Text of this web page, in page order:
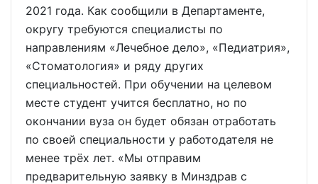
2021 года. Как сообщили в Департаменте,
округу требуются специалисты по
направлениям «Лечебное дело», «Педиатрия»,
«Стоматология» и ряду других
специальностей. При обучении на целевом
месте студент учится бесплатно, но по
окончании вуза он будет обязан отработать
по своей специальности у работодателя не
менее трёх лет. «Мы отправим
предварительную заявку в Минздрав с